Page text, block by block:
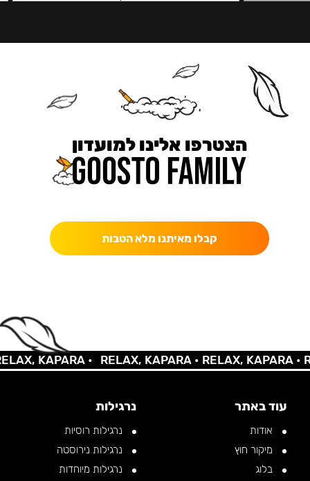
הצטרפו אלינו למועדון
קבלו מאיתנו מלא הטבות
KAPARA • RELAX, KAPARA •RELAX, KAPARA •
עוד באתר
אודות
מיקור חוץ
בלוג
נרגילות
נרגילות רוסיות
נרגילות נירוסטה
נרגילות מיוחדות